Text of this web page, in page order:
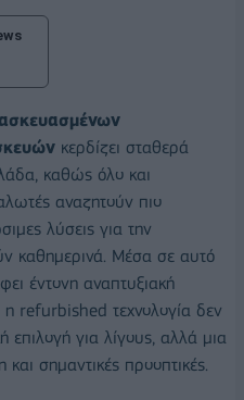
κερδίζει σταθερά
καθώς όλο και
αναζητούν πιο
λύσεις για την
καθημερινά. Μέσα σε αυτό
έντονη αναπτυξιακή
η refurbished τεχνολογία δεν
επιλογή για λίγους, αλλά μια
σημαντικές προοπτικές.